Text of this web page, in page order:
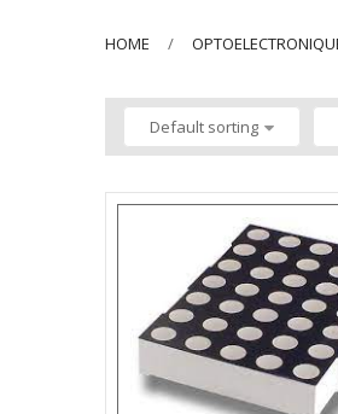
HOME
Default sorting